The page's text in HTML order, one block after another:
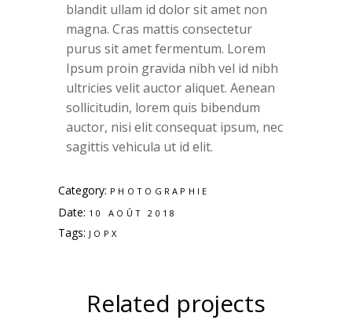
blandit ullam id dolor sit amet non
magna. Cras mattis consectetur
purus sit amet fermentum. Lorem
Ipsum proin gravida nibh vel id nibh
ultricies velit auctor aliquet. Aenean
sollicitudin, lorem quis bibendum
auctor, nisi elit consequat ipsum, nec
sagittis vehicula ut id elit.
Category: PHOTOGRAPHIE
Date: 10 AOÛT 2018
Tags: JOPX
Related projects